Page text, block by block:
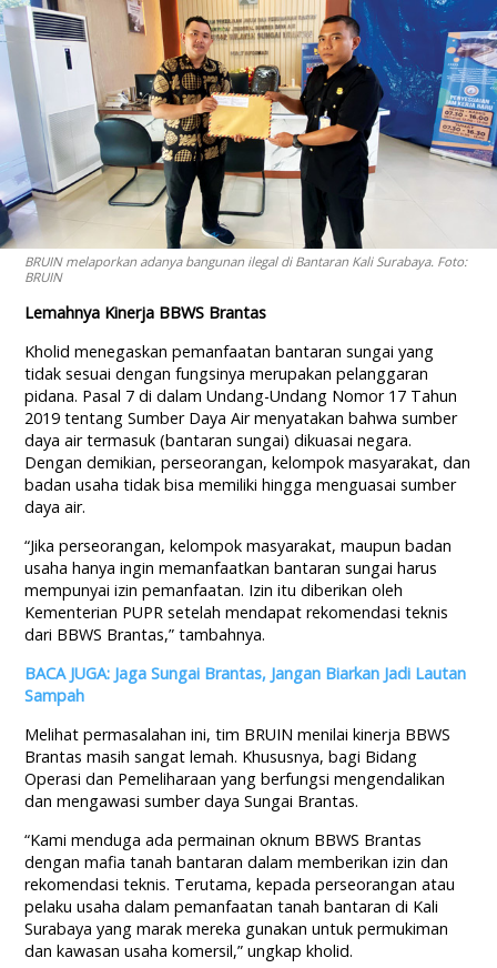
BRUIN melaporkan adanya bangunan ilegal di Bantaran Kali Surabaya. Foto:
BRUIN
Lemahnya Kinerja BBWS Brantas
Kholid menegaskan pemanfaatan bantaran sungai yang
tidak sesuai dengan fungsinya merupakan pelanggaran
pidana. Pasal 7 di dalam Undang-Undang Nomor 17 Tahun
2019 tentang Sumber Daya Air menyatakan bahwa sumber
daya air termasuk (bantaran sungai) dikuasai negara.
Dengan demikian, perseorangan, kelompok masyarakat, dan
badan usaha tidak bisa memiliki hingga menguasai sumber
daya air.
“Jika perseorangan, kelompok masyarakat, maupun badan
usaha hanya ingin memanfaatkan bantaran sungai harus
mempunyai izin pemanfaatan. Izin itu diberikan oleh
Kementerian PUPR setelah mendapat rekomendasi teknis
dari BBWS Brantas,” tambahnya.
BACA JUGA: Jaga Sungai Brantas, Jangan Biarkan Jadi Lautan
Sampah
Melihat permasalahan ini, tim BRUIN menilai kinerja BBWS
Brantas masih sangat lemah. Khususnya, bagi Bidang
Operasi dan Pemeliharaan yang berfungsi mengendalikan
dan mengawasi sumber daya Sungai Brantas.
“Kami menduga ada permainan oknum BBWS Brantas
dengan mafia tanah bantaran dalam memberikan izin dan
rekomendasi teknis. Terutama, kepada perseorangan atau
pelaku usaha dalam pemanfaatan tanah bantaran di Kali
Surabaya yang marak mereka gunakan untuk permukiman
dan kawasan usaha komersil,” ungkap kholid.